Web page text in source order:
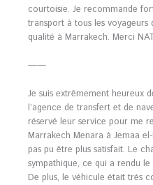
courtoisie. Je recommande
transport à tous les
qualité à Marrakech. Merci
——
Je suis extrêmement heureux
l’agence de transfert et de
réservé leur service pour me
Marrakech Menara à Jemaa
pas pu être plus satisfait. Le
sympathique, ce qui a rendu
De plus, le véhicule était très